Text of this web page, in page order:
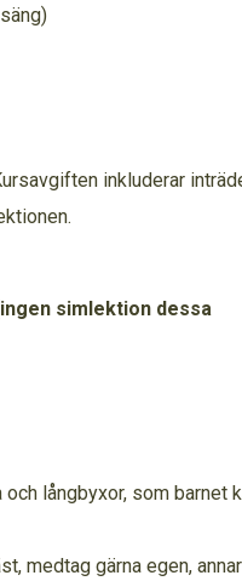
inkluderar
simlektion dessa
långbyxor, som barnet
medtag gärna egen,